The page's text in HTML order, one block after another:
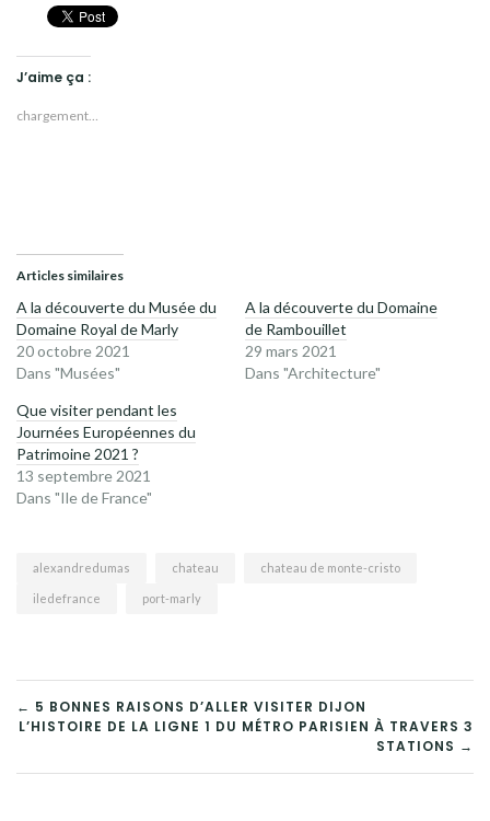
J’aime ça :
chargement…
Articles similaires
A la découverte du Musée du
Domaine Royal de Marly
20 octobre 2021
Dans "Musées"
A la découverte du Domaine
de Rambouillet
29 mars 2021
Dans "Architecture"
Que visiter pendant les
Journées Européennes du
Patrimoine 2021 ?
13 septembre 2021
Dans "Ile de France"
alexandredumas chateau chateau de monte-cristo
iledefrance port-marly
NAVIGATION
DE
← 5 BONNES RAISONS D’ALLER VISITER DIJON
L’HISTOIRE DE LA LIGNE 1 DU MÉTRO PARISIEN À TRAVERS 3
STATIONS →